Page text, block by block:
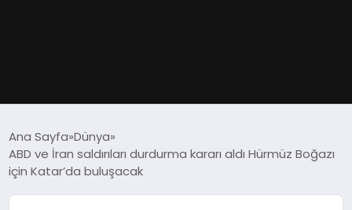
DÜNYA
Ana Sayfa Dünya
ABD ve İran saldırıları durdurma kararı aldı Hürmüz Boğazı
için Katar’da buluşacak